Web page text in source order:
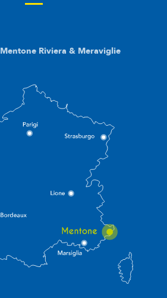
Mentone Riviera & Meraviglie